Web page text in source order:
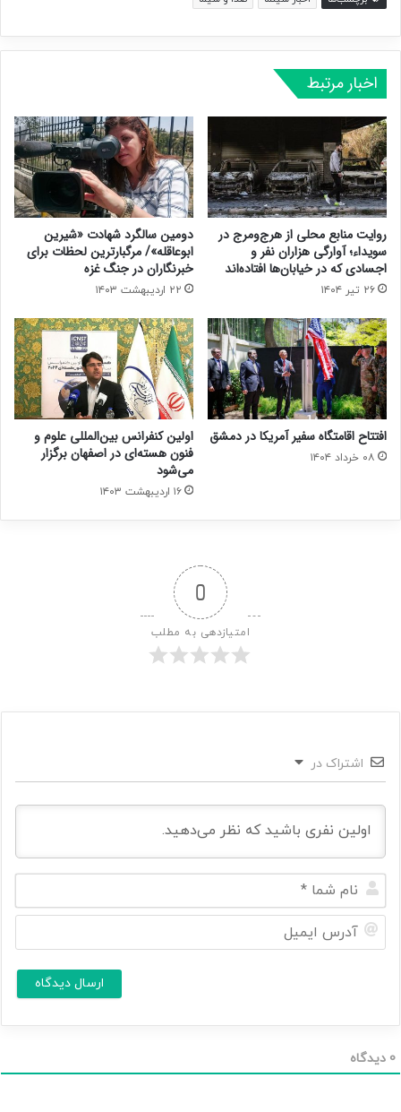
اخبار مرتبط
روایت منابع محلی از هرج‌ومرج در
سویداء؛ آوارگی هزاران نفر و
اجسادی که در خیابان‌ها افتاده‌اند
۲۶ تیر ۱۴۰۴
دومین سالگرد شهادت «شیرین
ابوعاقله»/ مرگبارترین لحظات برای
خبرنگاران در جنگ غزه
۲۲ اردیبهشت ۱۴۰۳
افتتاح اقامتگاه سفیر آمریکا در دمشق
۰۸ خرداد ۱۴۰۴
اولین کنفرانس بین‌المللی علوم و
فنون هسته‌ای در اصفهان برگزار
می‌شود
۱۶ اردیبهشت ۱۴۰۳
0
امتیازدهی به مطلب
اشتراک در
م
م
0 دیدگاه